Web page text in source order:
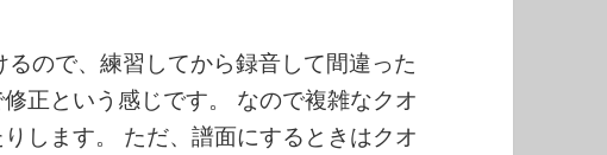
ので、練習してから録音して間違った
正という感じです。 なので複雑なクオ
します。 ただ、譜面にするときはクオ